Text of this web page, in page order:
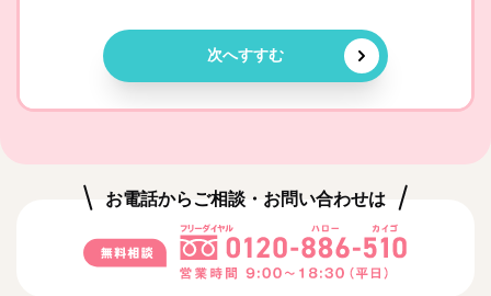
次へすすむ
お電話からご相談・お問い合わせは